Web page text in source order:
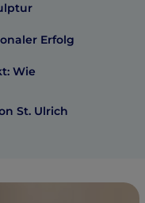
Erfolg
Wie
St. Ulrich